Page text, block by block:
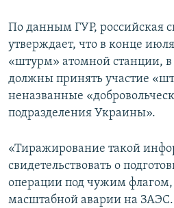
По данным ГУР, российская
утверждает, что в конце
«штурм» атомной станции,
должны принять участие
неназванные
подразделения Украины».
«Тиражирование такой
свидетельствовать о
операции под чужим флагом,
масштабной аварии на